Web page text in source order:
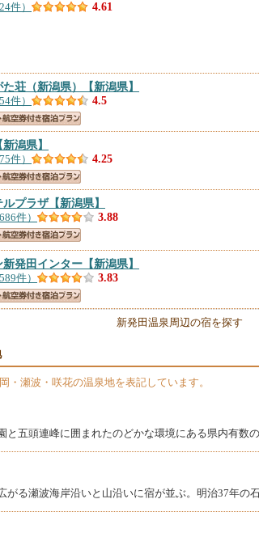
件） 4.61
荘（新潟県） 【新潟県】
件） 4.5
新潟県】
件） 4.25
ルプラザ【新潟県】
件） 3.88
発田インター 【新潟県】
件） 3.83
件）
新発田温泉周辺の宿を探す
・瀬波・咲花の温泉地を表記しています。
と五頭連峰に囲まれたのどかな環境にある県内有数
がる瀬波海岸沿いと山沿いに宿が並ぶ。明治37年の